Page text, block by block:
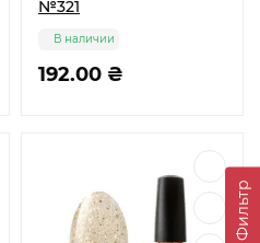
Фильтр
№321
192.00 ₴
В наличии